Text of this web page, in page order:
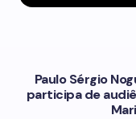
Paulo Sérgio
participa de